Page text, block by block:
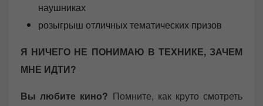
наушниках
розыгрыш отличных тематических призов
Я НИЧЕГО НЕ ПОНИМАЮ В ТЕХНИКЕ, ЗАЧЕМ
МНЕ ИДТИ?
Вы любите кино? Помните, как круто смотреть